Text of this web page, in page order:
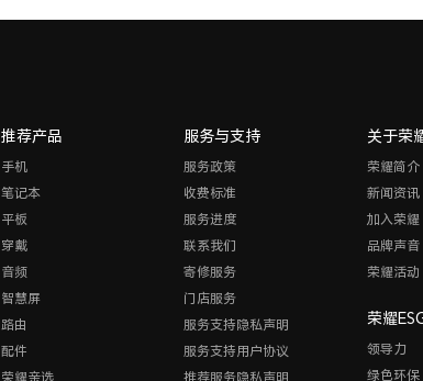
推荐产品
手机
笔记本
平板
穿戴
音频
智慧屏
路由
配件
荣耀亲选
服务与支持
服务政策
收费标准
服务进度
联系我们
寄修服务
门店服务
服务支持隐私声明
服务支持用户协议
推荐服务隐私声明
关于荣
荣耀简介
新闻资讯
加入荣耀
品牌声音
荣耀活动
荣耀
领导力
绿色环保